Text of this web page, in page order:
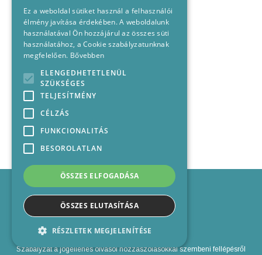
Impresszum
Médiajánlat
Felhasználási feltételek
Kapcsolat
Szabályzat a jogellenes olvasói hozzászólásokkal szembeni fellépésről
Ez a weboldal sütiket használ a felhasználói
élmény javítása érdekében. A weboldalunk
használatával Ön hozzájárul az összes süti
használatához, a Cookie szabályzatunknak
megfelelően. Bővebben
ELENGEDHETETLENÜL
SZÜKSÉGES
TELJESÍTMÉNY
CÉLZÁS
FUNKCIONALITÁS
BESOROLATLAN
ÖSSZES ELFOGADÁSA
ÖSSZES ELUTASÍTÁSA
RÉSZLETEK MEGJELENÍTÉSE